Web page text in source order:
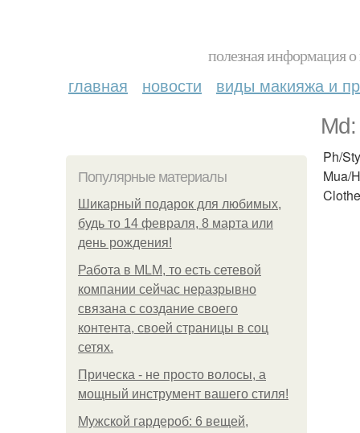
полезная информация
главная новости виды макияжа и
Популярные материалы
Шикарный подарок для любимых,
будь то 14 февраля, 8 марта или
день рождения!
Работа в MLM, то есть сетевой
компании сейчас неразрывно
связана с создание своего
контента, своей страницы в соц
сетях.
Прическа - не просто волосы, а
мощный инструмент вашего стиля!
Мужской гардероб: 6 вещей,
Ph/
Mua/